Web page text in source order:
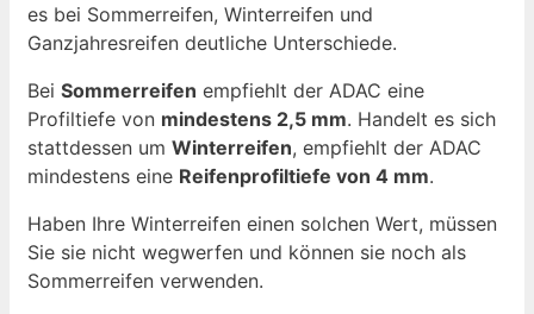
es bei Sommerreifen, Winterreifen und
Ganzjahresreifen deutliche Unterschiede.
Bei Sommerreifen empfiehlt der ADAC eine
Profiltiefe von mindestens 2,5 mm. Handelt es sich
stattdessen um Winterreifen, empfiehlt der ADAC
mindestens eine Reifenprofiltiefe von 4 mm.
Haben Ihre Winterreifen einen solchen Wert, müssen
Sie sie nicht wegwerfen und können sie noch als
Sommerreifen verwenden.